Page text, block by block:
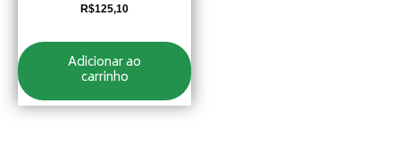
R$125,10
Adicionar ao
carrinho